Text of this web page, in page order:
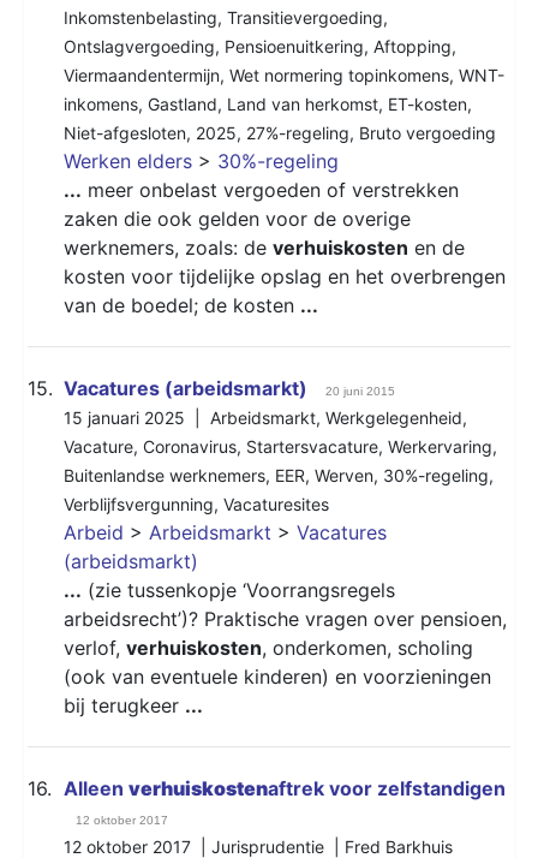
Inkomstenbelasting, Transitievergoeding,
Ontslagvergoeding, Pensioenuitkering, Aftopping,
Viermaandentermijn, Wet normering topinkomens, WNT-
inkomens, Gastland, Land van herkomst, ET-kosten,
Niet-afgesloten, 2025, 27%-regeling, Bruto vergoeding
Werken elders > 30%-regeling
... meer onbelast vergoeden of verstrekken
zaken die ook gelden voor de overige
werknemers, zoals: de verhuiskosten en de
kosten voor tijdelijke opslag en het overbrengen
van de boedel; de kosten ...
15. Vacatures (arbeidsmarkt) 20 juni 2015
15 januari 2025 | Arbeidsmarkt, Werkgelegenheid,
Vacature, Coronavirus, Startersvacature, Werkervaring,
Buitenlandse werknemers, EER, Werven, 30%-regeling,
Verblijfsvergunning, Vacaturesites
Arbeid > Arbeidsmarkt > Vacatures
(arbeidsmarkt)
... (zie tussenkopje ‘Voorrangsregels
arbeidsrecht’)? Praktische vragen over pensioen,
verlof, verhuiskosten, onderkomen, scholing
(ook van eventuele kinderen) en voorzieningen
bij terugkeer ...
16. Alleen verhuiskostenaftrek voor zelfstandigen
12 oktober 2017
12 oktober 2017 | Jurisprudentie | Fred Barkhuis